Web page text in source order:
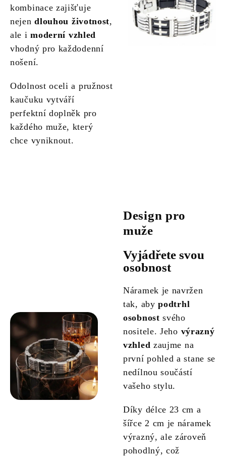
kombinace zajišťuje
nejendlouhou životnost,
ale imoderní vzhled
vhodný pro každodenní
nošení.
Odolnost oceli a pružnost
kaučuku vytváří
perfektní doplněk pro
každého muže, který
chce vyniknout.
Design pro
muže
Vyjádřete svou
osobnost
Náramek je navržen
tak, abypodtrhl
osobnost svého
nositele. Jeho výrazný
vzhled zaujme na
první pohled a stane se
nedílnou součástí
vašeho stylu.
Díky délce 23 cm a
šířce 2 cm je náramek
výrazný, ale zároveň
pohodlný, což